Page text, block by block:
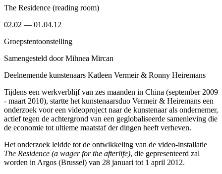
The Residence (reading room)
02.02 — 01.04.12
Groepstentoonstelling
Samengesteld door Mihnea Mircan
Deelnemende kunstenaars Katleen Vermeir & Ronny Heiremans
Tijdens een werkverblijf van zes maanden in China (september 2009
- maart 2010), startte het kunstenaarsduo Vermeir & Heiremans een
onderzoek voor een videoproject naar de kunstenaar als ondernemer,
actief tegen de achtergrond van een geglobaliseerde samenleving die
de economie tot ultieme maatstaf der dingen heeft verheven.
Het onderzoek leidde tot de ontwikkeling van de video-installatie
The Residence (a wager for the afterlife), die gepresenteerd zal
worden in Argos (Brussel) van 28 januari tot 1 april 2012.